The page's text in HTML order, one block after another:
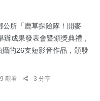
公所「鹿草探險隊！開麥
成果發表會暨頒獎典禮，
的26支短影音作品，頒發
觀看 3 分享